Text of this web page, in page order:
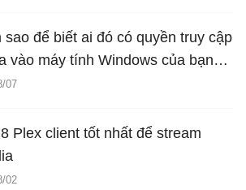
sao để biết ai đó có quyền truy cập
vào máy tính Windows của bạn
07
Plex client tốt nhất để stream
02